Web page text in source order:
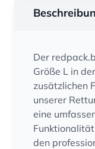
Der
Größe L in
zusätzlichen
unserer
eine
den